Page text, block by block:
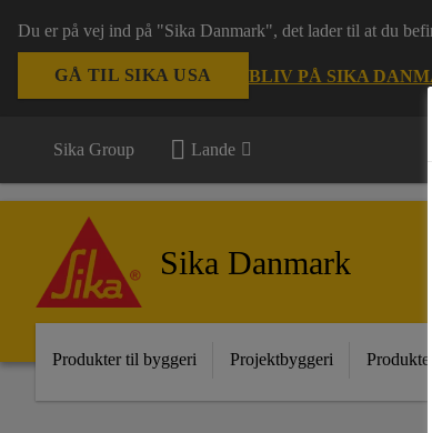
Du er på vej ind på "Sika Danmark", det lader til at du
GÅ TIL SIKA USA BLIV PÅ SIKA
Sika Group Lande
Sika Danmark
Produkter til byggeri Projektbyggeri